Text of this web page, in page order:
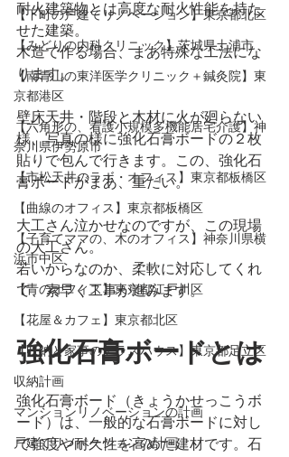
【下町の戸建てリノベーション】東京都北区
【みどりの内科クリニック】茨城県土浦市
【​南青山の東洋医学クリニック＋鍼灸院】東
京都港区
【六角形の、看護小規模多機能居宅介護】神
奈川県伊勢原市
【市松天井のラボ・オフィス】東京都板橋区
【曲線のオフィス】東京都板橋区
【子育てママの、木のオフィス】神奈川県横
浜市中区
【青のオフィス】東京都江戸川区
【花屋＆カフェ】東京都北区
【収納と家事のテラスハウス】東京都足立区
収納計画
マンションリノベーションの計画
戸建てリノベーションの計画
耐火建築物とは高度な耐火性能を持た
せた建築。
木造で作る場合、まあ特殊な工法にな
ります。
壁床天井・階段と木材に火が廻らない
様、写真の様に強化石膏ボードの２枚
貼りで包んで行きます。この、強化石
膏ボードがまあ、重たい。
大工さん泣かせなのですが、この現場
の大工さん。
若いからなのか、柔軟に対応してくれ
て、素早く工事が進みます。
強化石膏ボードとは
強化石膏ボード（きょうかせっこうボ
ード）は、一般的な石膏ボードに対し
て強度や耐久性を高めた建材です。石